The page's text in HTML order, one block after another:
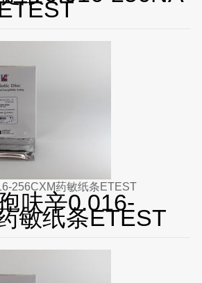
256CXM药敏纸条ETEST
呋辛0.016-
敏纸条ETEST